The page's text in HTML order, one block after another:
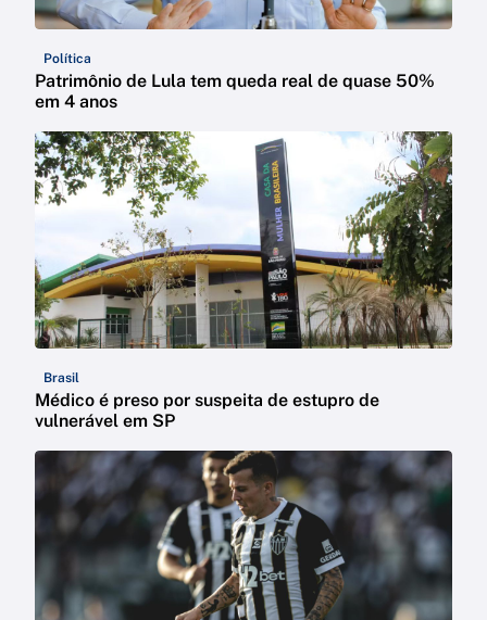
Política
Patrimônio de Lula tem queda real de quase 50%
em 4 anos
Brasil
Médico é preso por suspeita de estupro de
vulnerável em SP